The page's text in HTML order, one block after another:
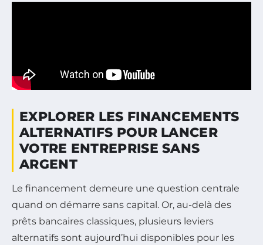
EXPLORER LES FINANCEMENTS
ALTERNATIFS POUR LANCER
VOTRE ENTREPRISE SANS
ARGENT
Le financement demeure une question centrale
quand on démarre sans capital. Or, au-delà des
prêts bancaires classiques, plusieurs leviers
alternatifs sont aujourd’hui disponibles pour les